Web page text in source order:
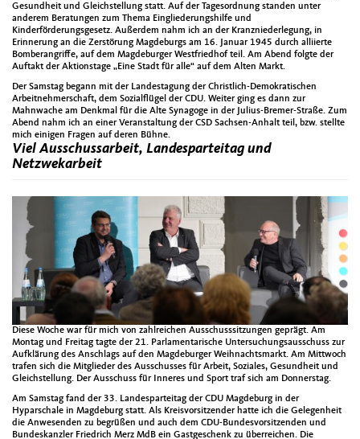
Gesundheit und Gleichstellung statt. Auf der Tagesordnung standen unter
anderem Beratungen zum Thema Eingliederungshilfe und
Kinderförderungsgesetz. Außerdem nahm ich an der Kranzniederlegung, in
Erinnerung an die Zerstörung Magdeburgs am 16. Januar 1945 durch alliierte
Bomberangriffe, auf dem Magdeburger Westfriedhof teil. Am Abend folgte der
Auftakt der Aktionstage „Eine Stadt für alle“ auf dem Alten Markt.
Der Samstag begann mit der Landestagung der Christlich-Demokratischen
Arbeitnehmerschaft, dem Sozialflügel der CDU. Weiter ging es dann zur
Mahnwache am Denkmal für die Alte Synagoge in der Julius-Bremer-Straße. Zum
Abend nahm ich an einer Veranstaltung der CSD Sachsen-Anhalt teil, bzw. stellte
mich einigen Fragen auf deren Bühne.
Viel Ausschussarbeit, Landesparteitag und
Netzwekarbeit
Diese Woche war für mich von zahlreichen Ausschusssitzungen geprägt. Am
Montag und Freitag tagte der 21. Parlamentarische Untersuchungsausschuss zur
Aufklärung des Anschlags auf den Magdeburger Weihnachtsmarkt. Am Mittwoch
trafen sich die Mitglieder des Ausschusses für Arbeit, Soziales, Gesundheit und
Gleichstellung. Der Ausschuss für Inneres und Sport traf sich am Donnerstag.
Am Samstag fand der 33. Landesparteitag der CDU Magdeburg in der
Hyparschale in Magdeburg statt. Als Kreisvorsitzender hatte ich die Gelegenheit
die Anwesenden zu begrüßen und auch dem CDU-Bundesvorsitzenden und
Bundeskanzler Friedrich Merz MdB ein Gastgeschenk zu überreichen. Die